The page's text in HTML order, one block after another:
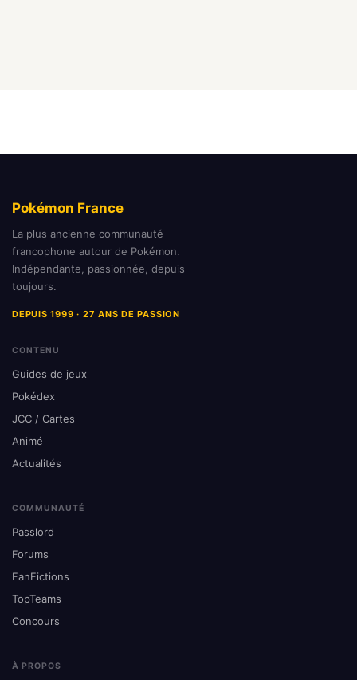
Pokémon France
La plus ancienne communauté
francophone autour de Pokémon.
Indépendante, passionnée, depuis
toujours.
DEPUIS 1999 · 27 ANS DE PASSION
CONTENU
Guides de jeux
Pokédex
JCC / Cartes
Animé
Actualités
COMMUNAUTÉ
Passlord
Forums
FanFictions
TopTeams
Concours
À PROPOS